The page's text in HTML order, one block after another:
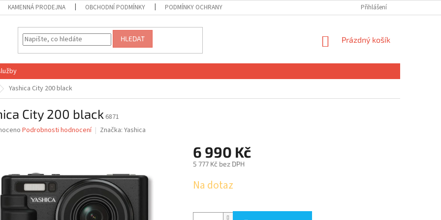
KAMENNÁ PRODEJNA OBCHODNÍ PODMÍNKY PODMÍNKY OCHRANY OSOBNÍCH ÚDAJŮ Přihlášení
HLEDAT
NÁKUPNÍ
Prázdný košík
Yashica City 200 black
City 200 black 6871
Podrobnosti hodnocení Značka: Yashica
6 990 Kč
5 777 Kč bez DPH
cena:
Na dotaz